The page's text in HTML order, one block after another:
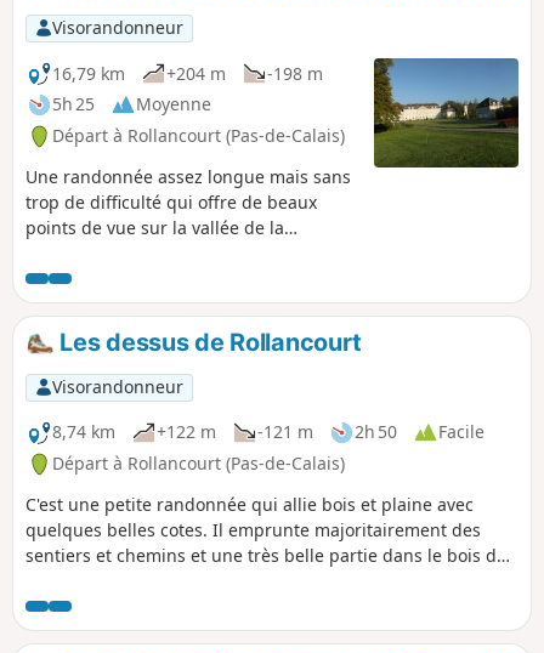
Visorandonneur
16,79 km
+204 m
-198 m
5h 25
Moyenne
Départ à Rollancourt (Pas-de-Calais)
Une randonnée assez longue mais sans
trop de difficulté qui offre de beaux
points de vue sur la vallée de la
Montigny (3) a été bien nettoyé, ce qui
n'était pas arrivé depuis belle lurette ! Il
est pour l'instant parfaitement
praticable.
Les dessus de Rollancourt
Visorandonneur
8,74 km
+122 m -121 m 2h 50
Facile
Départ à Rollancourt (Pas-de-Calais)
C'est une petite randonnée qui allie bois et plaine avec
quelques belles cotes. Il emprunte majoritairement des
sentiers et chemins et une très belle partie dans le bois de
de croiser quelques chevreuils.